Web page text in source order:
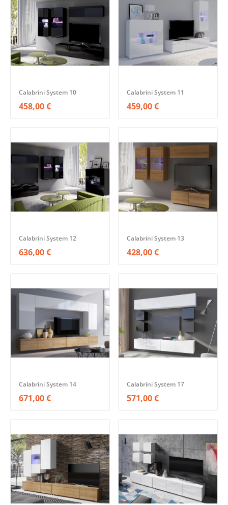
Calabrini System 10
458,00 €
Calabrini System 11
459,00 €
Calabrini System 12
636,00 €
Calabrini System 13
428,00 €
Calabrini System 14
671,00 €
Calabrini System 17
571,00 €